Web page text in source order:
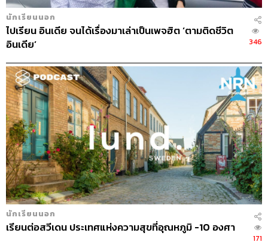
มีคนที่เนิร์ดด้วยแต่ก็คุยกับคนที่อยู่หลังห้องด้วย มันก็มี
ติวที่บ้าน ก็เฮกันไป
เราจบ ม.5 ก็ไปซ้ำ ม.5 ที่นู่นด้วย จริงๆ ไม่ต้องทำอะไร
ก็ได้ แต่ปาล์มก็เข้าเรียนและสอบวิชาที่เราทำได้ด้วย
ม.5 ที่นั่นเรียนง่ายมาก เหมือน ม.1 เมืองไทย
ครูที่นั่นชอบเดินขบวนเรียกร้องสิทธิ์
สมัยที่ไปเรียนก็รู้สึกว่าเพื่อนโง่มาก แต่ทุกวันนี้เป็นหมอ
กันหมด
ที่โรงเรียนจะแบ่งการเรียนเป็นกะ กะเช้าก็มีเข้าแถว
เคารพธงชาติ เรียนตอนแปดโมงถึงเที่ยง กะบ่ายก็บ่าย
สองถึงห้าโมงหกโมง แล้วก็มีกะค่ำ มีวันนึงที่ต้องเรียน
สองกะ
คัลเจอร์ของสังคมสเปนคือต้องมีนอนกลางวัน (siesta)
นอนกันทั้งประเทศ ทั้งบ่ายเลย
แต่เรากับเพื่อน AFS ที่มาจากอเมริกาไม่นอนกลางวัน
ชอบไปเดินเล่น เพราะสงบดี
ที่นั่นเป็นเมืองเกษตรกรรม ผังเมืองเป็นจัตุรัส
นักเรียนนอก
ไปเรียน อินเดีย จนได้เรื่องมาเล่าเป็นเพจฮิต ‘ตามติดชีวิต
อินเดีย’
346
นักเรียนนอก
เรียนต่อสวีเดน ประเทศแห่งความสุขที่อุณหภูมิ -10 องศา
171